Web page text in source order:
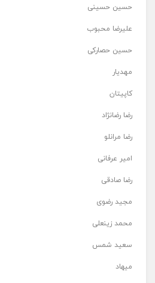
حسین حسینی
علیرضا محبوب
حسین حصارکی
مهدیار
کاپیتان
رضا رضانژاد
رضا مرانلو
امیر عرفانی
رضا صادقی
مجید رضوی
محمد زینعلی
سعید شمس
میهاد